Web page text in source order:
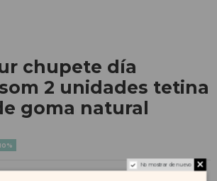
chupete día
2 unidades tetina
goma natural
creado y fabricado en Dinamarca por BIBS.
No mostrar de nuevo